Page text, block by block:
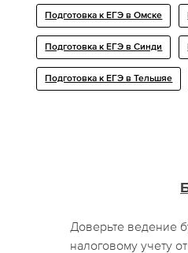
Подготовка к ЕГЭ в Омске
Подготовка к ЕГЭ в Синди
Подготовка к ЕГЭ в Тельшяе
Доверьте ведение
налоговому учету